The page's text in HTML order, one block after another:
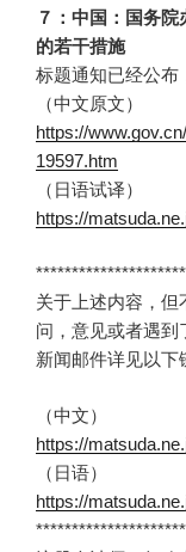
７：中国：国务
的若干措施
标题通知已经公布
（中文原文）
https://
19597.htm
（日语试译）
https://
关于上述内容，但
问，意见或者遇到
新闻邮件详见以下
（中文）
https://
（日语）
https://